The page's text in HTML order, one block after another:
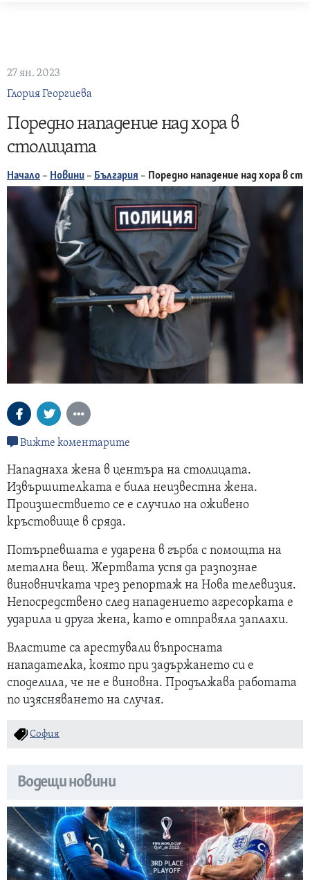
27 ян. 2023
Глория Георгиева
Поредно нападение над хора в
столицата
Начало – Новини – България – Поредно нападение над хора в
Вижте коментарите
Нападнаха жена в центъра на столицата.
Извършителката е била неизвестна жена.
Произшествието се е случило на оживено
кръстовище в сряда.
Потърпевшата е ударена в гърба с помощта на
метална вещ. Жертвата успя да разпознае
виновничката чрез репортаж на Нова телевизия.
Непосредствено след нападението агресорката е
ударила и друга жена, като е отправяла заплахи.
Властите са арестували въпросната
нападателка, която при задържането си е
споделила, че не е виновна. Продължава работата
по изясняването на случая.
София
Водещи новини